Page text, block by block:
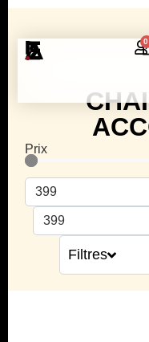
0
Prix
Filtres